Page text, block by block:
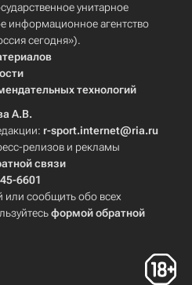
унитарное
информационное агентство
сегодня»).
технологий
А.В.
r-sport.internet@ria.ru
релизов и рекламы
связи
6601
или сообщить обо всех
формой обратной